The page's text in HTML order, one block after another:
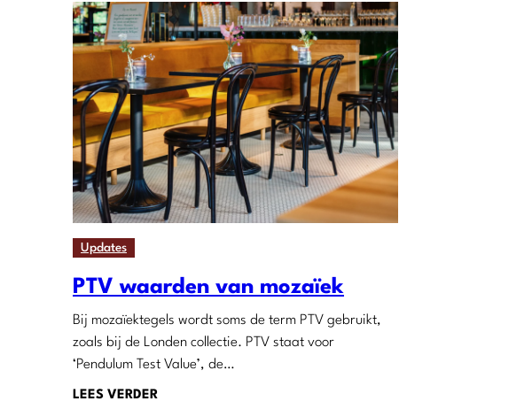
Updates
PTV waarden van mozaïek
Bij mozaïektegels wordt soms de term PTV gebruikt,
zoals bij de Londen collectie. PTV staat voor
‘Pendulum Test Value’, de…
LEES VERDER